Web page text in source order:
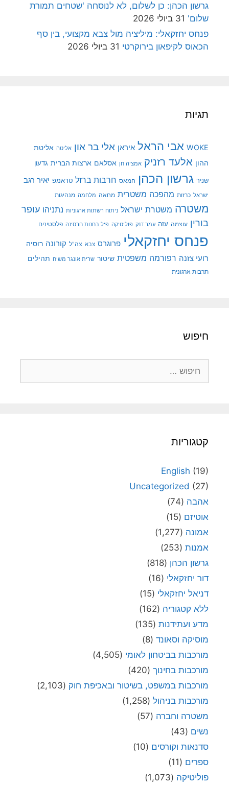
גרשון הכהן: כן לשלום, לא לנוסחה 'שטחים תמורת
שלום' 31 ביולי 2026
פנחס יחזקאלי: מיליציה מול צבא מקצועי, בין סף
הכאוס לקיפאון בירוקרטי 31 ביולי 2026
תגיות
WOKE אבי הראל איראן אלי בר און אליטה אליטת
ההון אלעד רזניק אמציה חן אסלאם ארצות הברית גדעון
שניר גרשון הכהן חמאס חרבות ברזל טראמפ יאיר רגב
ישראל כרזות מהפכה משטרית מחאה מלחמה מנהיגות
משטרה משטרת ישראל ניתוח רשתות ארגוניות נתניהו עופר
בורין עוצמה עזה עמר דנק פוליטיקה פיל בחנות חרסינה פלסטינים
פנחס יחזקאלי פרוגרס צבא צה"ל קורונה רוסיה
רועי צזנה רפורמה משפטית שיטור שרית אונגר משיח תהילים
תרבות ארגונית
חיפוש
קטגוריות
English (19)
Uncategorized (27)
אהבה (74)
אוטיזם (15)
אמונה (1,277)
אמנות (253)
גרשון הכהן (818)
דור יחזקאלי (16)
דניאל יחזקאלי (15)
ללא קטגוריה (162)
מדע ועתידנות (135)
מוסיקה וסאונד (8)
מורכבות בביטחון לאומי (4,505)
מורכבות בחינוך (420)
מורכבות במשפט, בשיטור ובאכיפת חוק (2,103)
מורכבות בניהול (1,258)
משטרה וחברה (57)
נשים (43)
סדנאות וקורסים (10)
ספרים (11)
פוליטיקה (1,073)